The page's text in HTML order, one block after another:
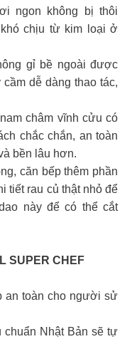
ngon không bị thôi
chịu từ kim loại ở
gỉ bề ngoài được
dễ dàng thao tác,
châm vĩnh cửu có
chắc chắn, an toàn
bền lâu hơn.
căn bếp thêm phần
tiết rau củ thật nhỏ để
này để có thể cắt
SUPER CHEF
an toàn cho người sử
chuẩn Nhật Bản sẽ tự